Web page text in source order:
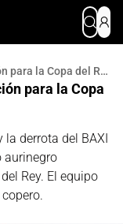
Lenovo Tenerife logra la clasificación para la Copa del Rey
para la Copa
derrota del BAXI
aurinegro
Rey. El equipo